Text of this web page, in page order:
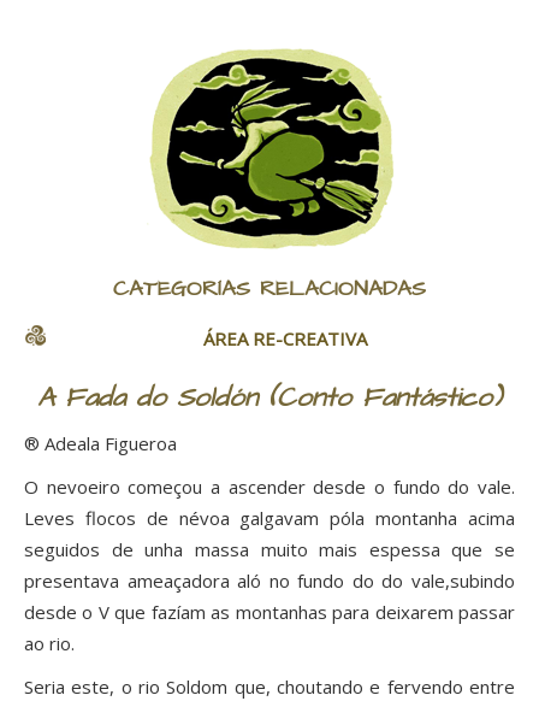
CATEGORÍAS RELACIONADAS
ÁREA RE-CREATIVA
A Fada do Soldón (Conto Fantástico)
® Adeala Figueroa
O nevoeiro começou a ascender desde o fundo do vale.
Leves flocos de névoa galgavam póla montanha acima
seguidos de unha massa muito mais espessa que se
presentava ameaçadora aló no fundo do do vale,subindo
desde o V que fazíam as montanhas para deixarem passar
ao rio.
Seria este, o rio Soldom que, choutando e fervendo entre